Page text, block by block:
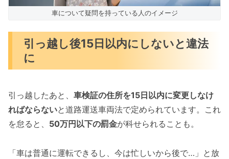
車について疑問を持っている人のイメージ
引っ越し後15日以内にしないと違法
に
引っ越したあと、 車検証の住所を15日以内に変更しなけ
ればならないと道路運送車両法で定められています。これ
を怠ると、 50万円以下の罰金が科せられることも。
「車は普通に運転できるし、今は忙しいから後で…」と放